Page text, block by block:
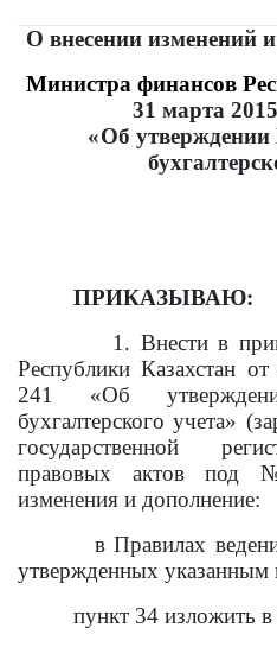
О внесении изменений
Министра финансов
31 марта
«Об утверждении
ПРИКАЗЫВАЮ:
1. Внести в
Республики Казахстан
241 «Об
бухгалтерского учета»
государственной
правовых актов под
изменения и дополнение:
в Правилах
утвержденных указанным
пункт 34 изложить